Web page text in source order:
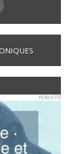
PUBLICITE